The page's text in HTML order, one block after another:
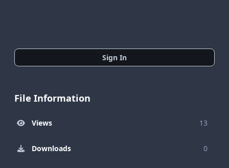
Sign In
File Information
Views 13
Downloads 0